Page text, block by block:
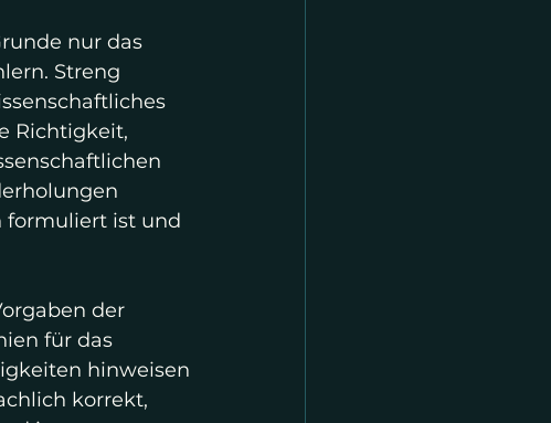
nur das
Streng
Richtigkeit,
formuliert ist und
der
für das
hinweisen
korrekt,